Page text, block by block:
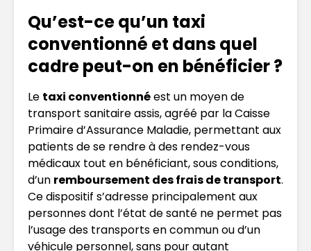
Qu’est-ce qu’un taxi
conventionné et dans quel
cadre peut-on en bénéficier ?
Le taxi conventionnéest un moyen de
transport sanitaire assis, agréé par la Caisse
Primaire d’Assurance Maladie, permettant aux
patients de se rendre à des rendez-vous
médicaux tout en bénéficiant, sous conditions,
d’un remboursement des frais de transport.
Ce dispositif s’adresse principalement aux
personnes dont l’état de santé ne permet pas
l’usage des transports en commun ou d’un
véhicule personnel, sans pour autant